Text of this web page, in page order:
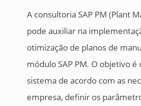
A consultoria SAP PM (Plant
pode auxiliar na
otimização de planos de
módulo SAP PM. O objetivo
sistema de acordo com as
empresa, definir os